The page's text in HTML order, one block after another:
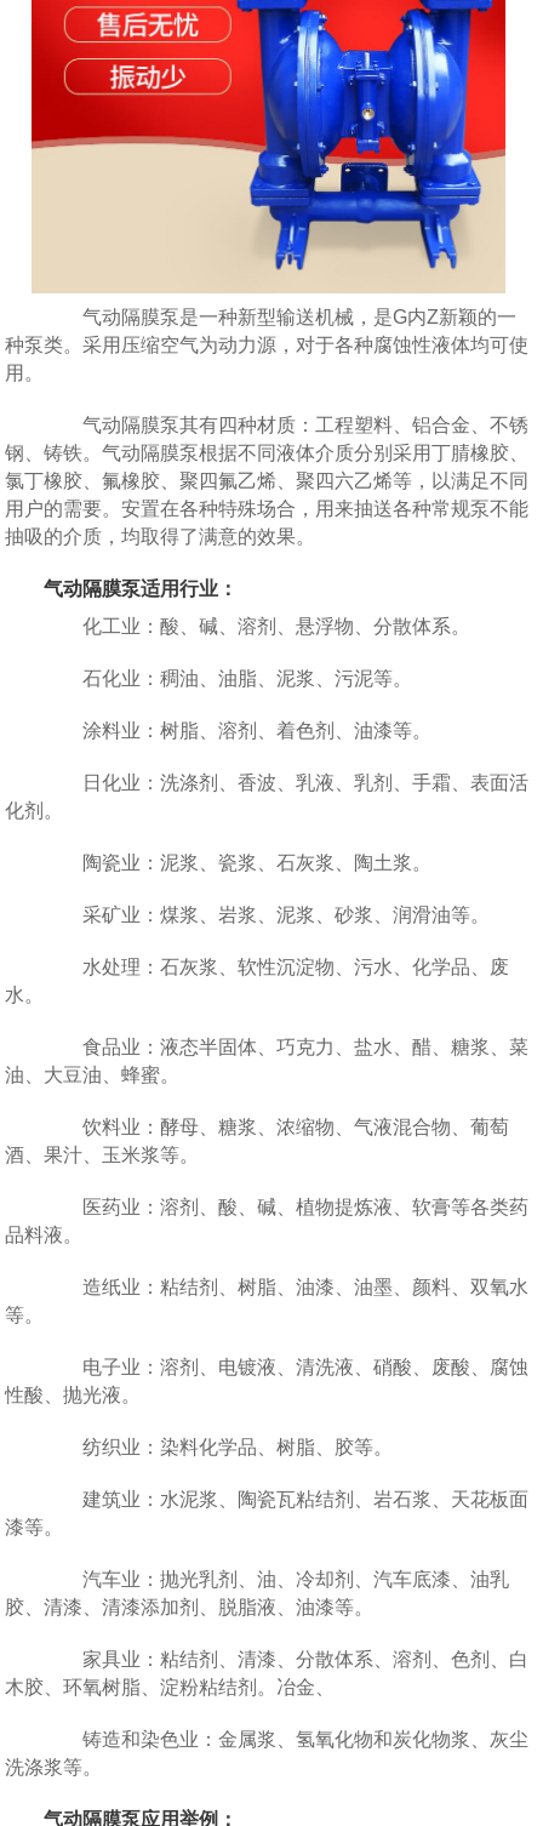
气动隔膜泵是一种新型输送机械，是G内Z新颖的一
种泵类。采用压缩空气为动力源，对于各种腐蚀性液体均可使
用。
气动隔膜泵其有四种材质：工程塑料、铝合金、不锈
钢、铸铁。气动隔膜泵根据不同液体介质分别采用丁腈橡胶、
氯丁橡胶、氟橡胶、聚四氟乙烯、聚四六乙烯等，以满足不同
用户的需要。安置在各种特殊场合，用来抽送各种常规泵不能
抽吸的介质，均取得了满意的效果。
气动隔膜泵适用行业：
化工业：酸、碱、溶剂、悬浮物、分散体系。
石化业：稠油、油脂、泥浆、污泥等。
涂料业：树脂、溶剂、着色剂、油漆等。
日化业：洗涤剂、香波、乳液、乳剂、手霜、表面活
化剂。
陶瓷业：泥浆、瓷浆、石灰浆、陶土浆。
采矿业：煤浆、岩浆、泥浆、砂浆、润滑油等。
水处理：石灰浆、软性沉淀物、污水、化学品、废
水。
食品业：液态半固体、巧克力、盐水、醋、糖浆、菜
油、大豆油、蜂蜜。
饮料业：酵母、糖浆、浓缩物、气液混合物、葡萄
酒、果汁、玉米浆等。
医药业：溶剂、酸、碱、植物提炼液、软膏等各类药
品料液。
造纸业：粘结剂、树脂、油漆、油墨、颜料、双氧水
等。
电子业：溶剂、电镀液、清洗液、硝酸、废酸、腐蚀
性酸、抛光液。
纺织业：染料化学品、树脂、胶等。
建筑业：水泥浆、陶瓷瓦粘结剂、岩石浆、天花板面
漆等。
汽车业：抛光乳剂、油、冷却剂、汽车底漆、油乳
胶、清漆、清漆添加剂、脱脂液、油漆等。
家具业：粘结剂、清漆、分散体系、溶剂、色剂、白
木胶、环氧树脂、淀粉粘结剂。冶金、
铸造和染色业：金属浆、氢氧化物和炭化物浆、灰尘
洗涤浆等。
气动隔膜泵应用举例：